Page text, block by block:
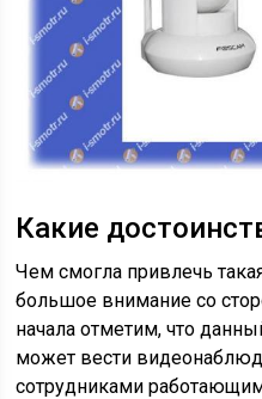
Какие
Чем смогла привлечь
большое внимание со
начала отметим, что
может вести
сотрудниками